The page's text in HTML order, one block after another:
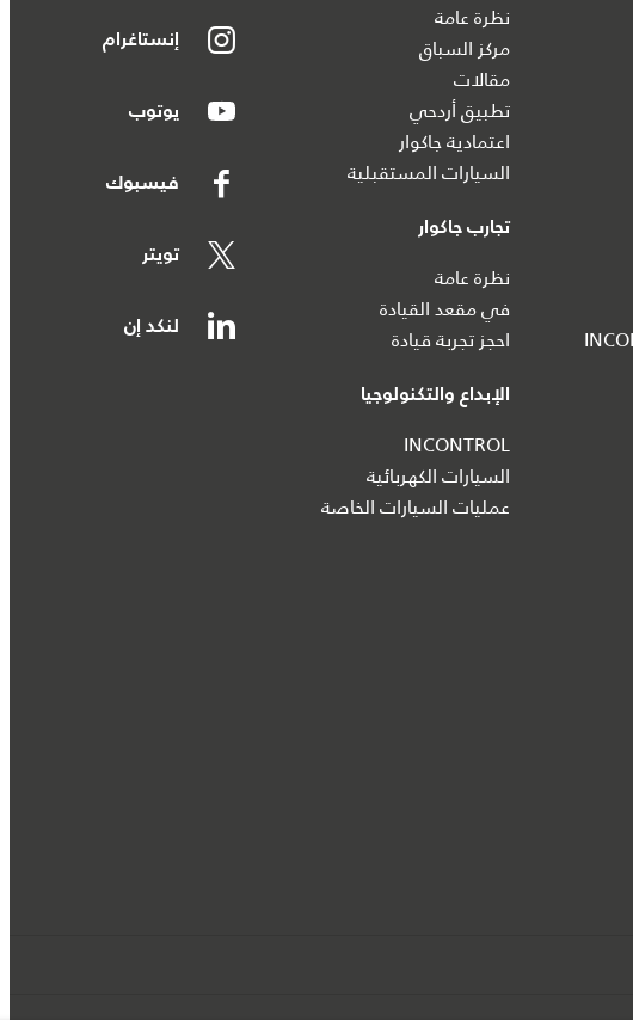
نظرة عامة
مركز السباق
مقالات
تطبيق أردحي
اعتمادية جاكوار
السيارات المستقبلية
تجارب جاكوار
نظرة عامة
في مقعد القيادة
احجز تجربة قيادة
الإبداع والتكنولوجيا
INCONTROL
السيارات الكهربائية
عمليات السيارات الخاصة
إنستاغرام
يوتوب
فيسبوك
تويتر
لنكد إن